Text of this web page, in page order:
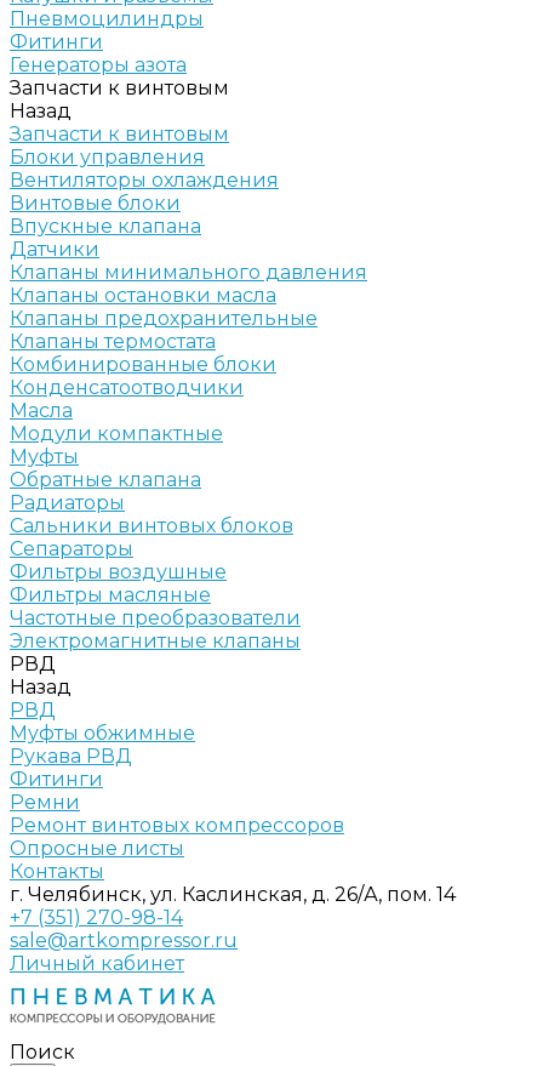
Пневмоцилиндры
Фитинги
Генераторы азота
Запчасти к винтовым
Назад
Запчасти к винтовым
Блоки управления
Вентиляторы охлаждения
Винтовые блоки
Впускные клапана
Датчики
Клапаны минимального давления
Клапаны остановки масла
Клапаны предохранительные
Клапаны термостата
Комбинированные блоки
Конденсатоотводчики
Масла
Модули компактные
Муфты
Обратные клапана
Радиаторы
Сальники винтовых блоков
Сепараторы
Фильтры воздушные
Фильтры масляные
Частотные преобразователи
Электромагнитные клапаны
РВД
Назад
РВД
Муфты обжимные
Рукава РВД
Фитинги
Ремни
Ремонт винтовых компрессоров
Опросные листы
Контакты
г. Челябинск, ул. Каслинская, д. 26/А, пом. 14
+7 (351) 270-98-14
sale@artkompressor.ru
Личный кабинет
Поиск